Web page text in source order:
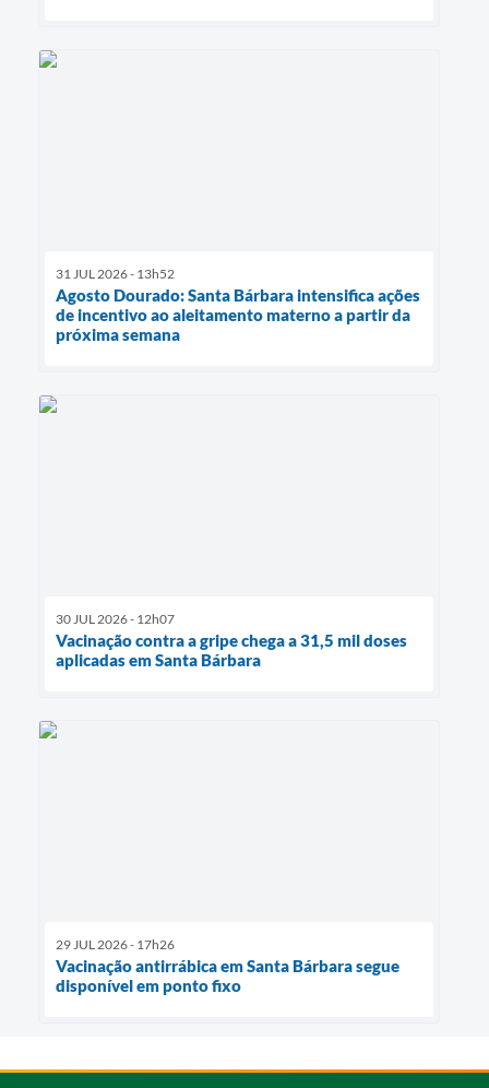
31 JUL 2026 - 13h52
Agosto Dourado: Santa Bárbara intensifica ações
de incentivo ao aleitamento materno a partir da
próxima semana
30 JUL 2026 - 12h07
Vacinação contra a gripe chega a 31,5 mil doses
aplicadas em Santa Bárbara
29 JUL 2026 - 17h26
Vacinação antirrábica em Santa Bárbara segue
disponível em ponto fixo